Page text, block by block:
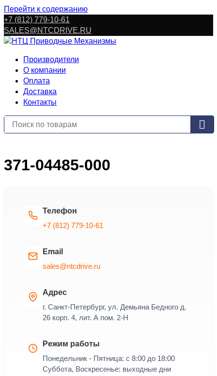
Перейти к содержанию
+7 (812) 779-10-61
SALES@NTCDRIVE.RU
Производители
О компании
Оплата
Доставка
Контакты
371-04485-000
Телефон
+7 (812) 779-10-61
Email
sales@ntcdrive.ru
Адрес
г. Санкт-Петербург, ул. Демьяна Бедного д.
26 корп. 4, лит. А пом. 2-Н
Режим работы
Понедельник - Пятница: с 8:00 до 18:00
Суббота, Воскресенье: выходные дни